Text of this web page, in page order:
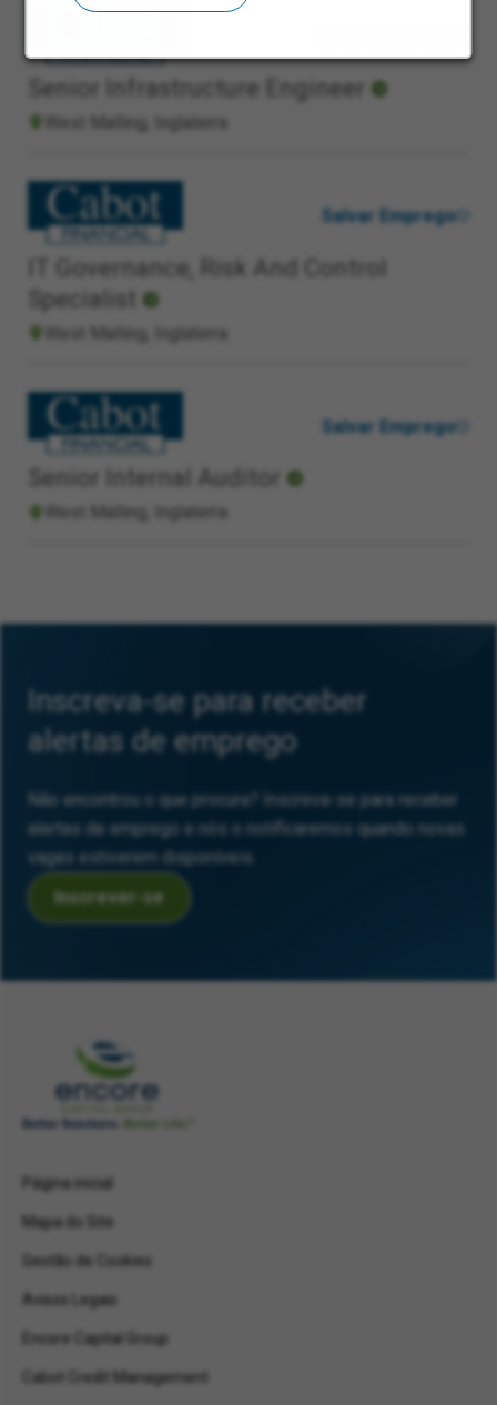
Senior Infrastructure Engineer
West Malling, Inglaterra
IT Governance, Risk And Control
Specialist
West Malling, Inglaterra
Salvar Emprego
Senior Internal Auditor
West Malling, Inglaterra
Salvar Emprego
Inscreva-se para receber
alertas de emprego
Não encontrou o que procura? Inscreva-se para receber
alertas de emprego e nós o notificaremos quando novas
vagas estiverem disponíveis.
Inscrever-se
Página inicial
Mapa do Site
Gestão de Cookies
Avisos Legais
Encore Capital Group
Cabot Credit Management